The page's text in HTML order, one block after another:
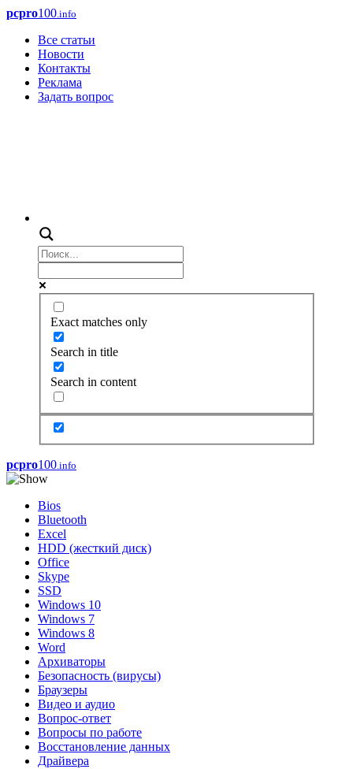
pcpro100.info
Все статьи
Новости
Контакты
Реклама
Задать вопрос
Exact matches only
Search in title
Search in content
pcpro100.info
Bios
Bluetooth
Excel
HDD (жесткий диск)
Office
Skype
SSD
Windows 10
Windows 7
Windows 8
Word
Архиваторы
Безопасность (вирусы)
Браузеры
Видео и аудио
Вопрос-ответ
Вопросы по работе
Восстановление данных
Драйвера